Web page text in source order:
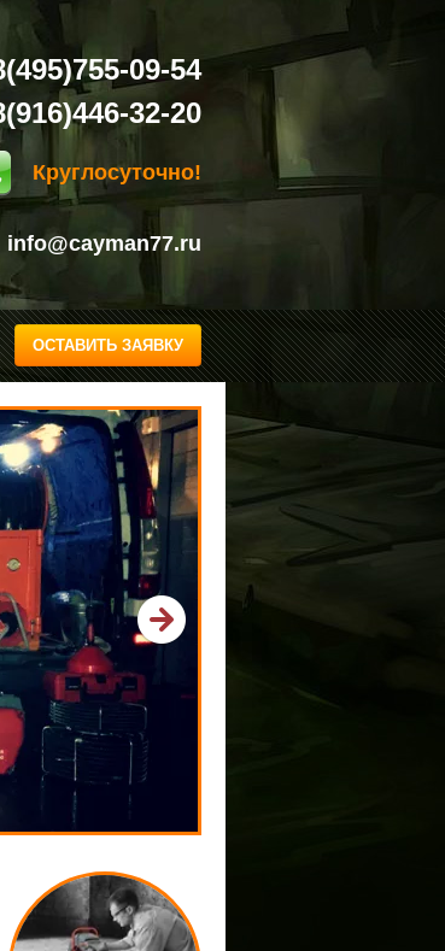
09-54
32-20
Круглосуточно!
info@cayman77.ru
ОСТАВИТЬ ЗАЯВКУ